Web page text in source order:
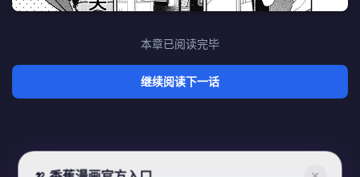
本章已阅读完毕
继续阅读下一话